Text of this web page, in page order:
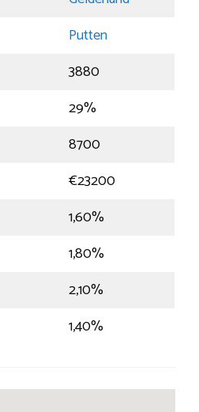
Putten
3880
29%
8700
€23200
1,60%
1,80%
2,10%
1,40%